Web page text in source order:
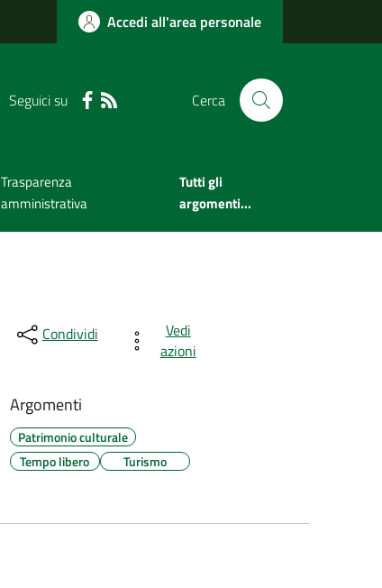
Accedi all'area personale
Seguici su Cerca
Trasparenza
amministrativa
Tutti gli
argomenti...
Condividi
Vedi
azioni
Argomenti
Patrimonio culturale
Tempo libero
Turismo